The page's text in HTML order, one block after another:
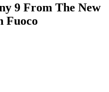
9 From The New
Fuoco